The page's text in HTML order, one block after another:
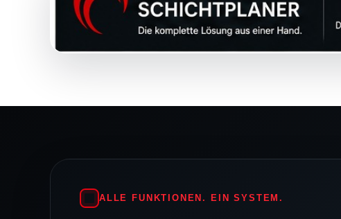
ALLE FUNKTIONEN. EIN SYSTEM.